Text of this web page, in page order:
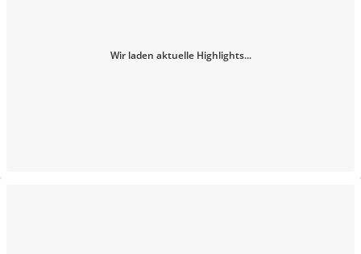
Wir laden aktuelle Highlights...